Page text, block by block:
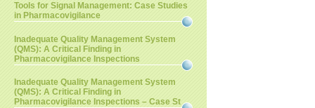
Tools for Signal Management: Case Studies
in Pharmacovigilance
Inadequate Quality Management System
(QMS): A Critical Finding in
Pharmacovigilance Inspections
Inadequate Quality Management System
(QMS): A Critical Finding in
Pharmacovigilance Inspections – Case St